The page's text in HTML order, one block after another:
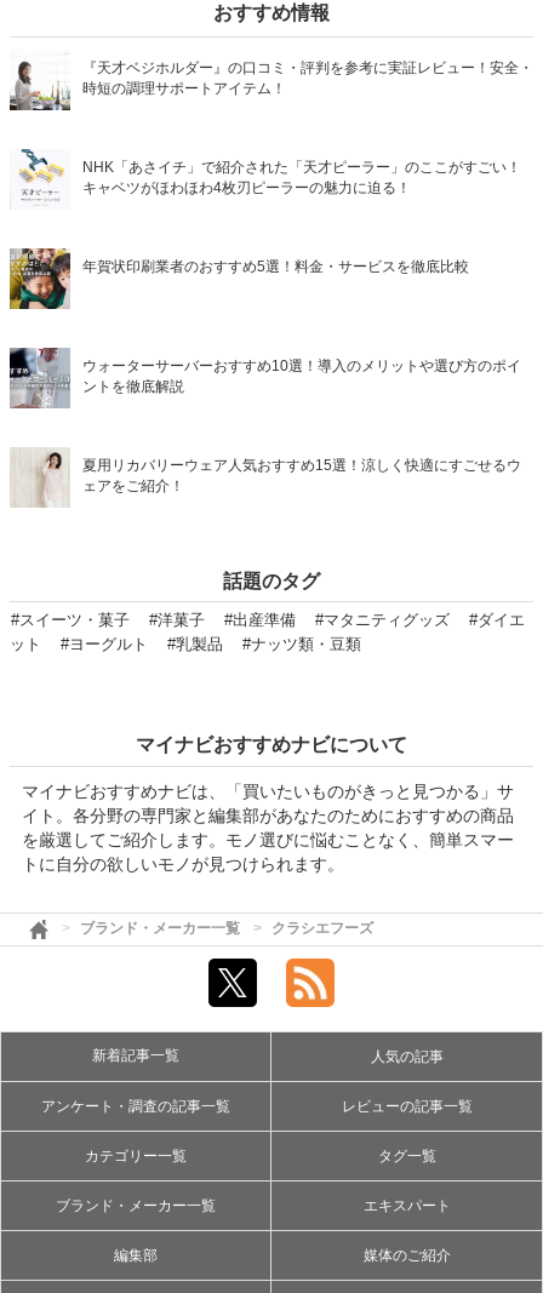
おすすめ情報
『天才ベジホルダー』の口コミ・評判を参考に実証レビュー！安全・
時短の調理サポートアイテム！
NHK「あさイチ」で紹介された「天才ピーラー」のここがすごい！
キャベツがほわほわ4枚刃ピーラーの魅力に迫る！
年賀状印刷業者のおすすめ5選！料金・サービスを徹底比較
ウォーターサーバーおすすめ10選！導入のメリットや選び方のポイ
ントを徹底解説
夏用リカバリーウェア人気おすすめ15選！涼しく快適にすごせるウ
ェアをご紹介！
話題のタグ
#スイーツ・菓子 #洋菓子 #出産準備 #マタニティグッズ
#ダイエ
ット
#ヨーグルト #乳製品 #ナッツ類・豆類
マイナビおすすめナビについて
マイナビおすすめナビは、「買いたいものがきっと見つかる」サ
イト。各分野の専門家と編集部があなたのためにおすすめの商品
を厳選してご紹介します。モノ選びに悩むことなく、簡単スマー
トに自分の欲しいモノが見つけられます。
ブランド・メーカー一覧 クラシエフーズ
新着記事一覧 人気の記事
アンケート・調査の記事一覧 レビューの記事一覧
カテゴリー一覧 タグ一覧
ブランド・メーカー一覧 エキスパート
編集部 媒体のご紹介